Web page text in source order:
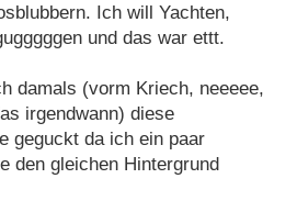
Ich will Yachten,
und das war ettt.
damals (vorm Kriech, neeeee,
irgendwann) diese
geguckt da ich ein paar
den gleichen Hintergrund